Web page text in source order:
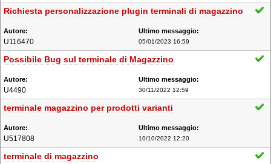
Richiesta personalizzazione plugin terminali di magazzino
U116470 05/01/2023 16:59
Possibile Bug sul terminale di Magazzino
U4490 30/11/2022 12:59
terminale magazzino per prodotti varianti
U517808 10/10/2022 12:20
terminale di magazzino